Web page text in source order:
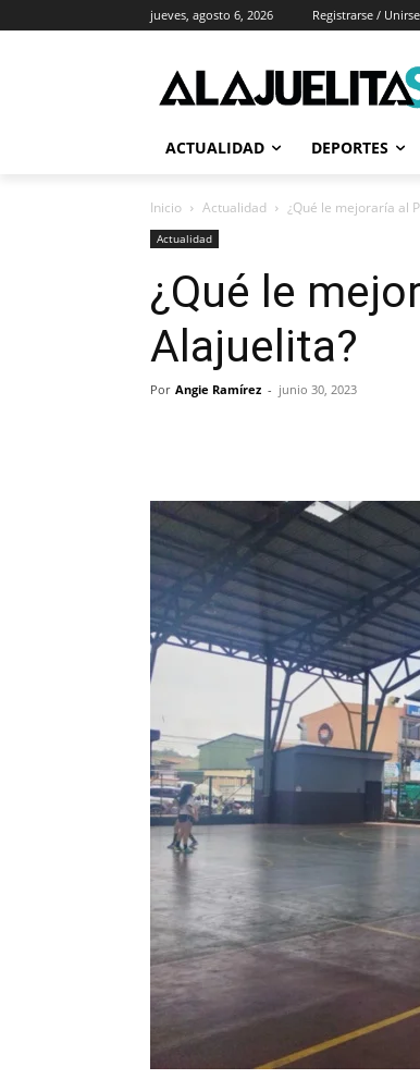
jueves, agosto 6, 2026 Registrarse / Unirse
ACTUALIDAD DEPORTES
Inicio Actualidad ¿Qué le mejoraría al
Actualidad
¿Qué le
Alajuelita?
Por Angie Ramírez - junio 30, 2023